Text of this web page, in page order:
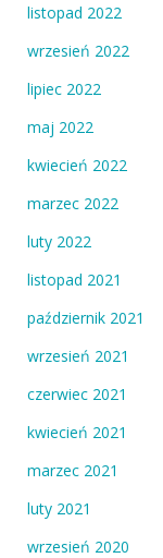
listopad 2022
wrzesień 2022
lipiec 2022
maj 2022
kwiecień 2022
marzec 2022
luty 2022
listopad 2021
październik 2021
wrzesień 2021
czerwiec 2021
kwiecień 2021
marzec 2021
luty 2021
wrzesień 2020